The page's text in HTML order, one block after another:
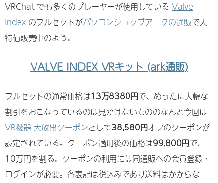
VRChat でも多くのプレーヤーが使用している Valve
Index のフルセットがパソコンショップアークの通販で大
特価販売中のよう。
VALVE INDEX VRキット (ark通販)
フルセットの通常価格は13万8380円で、めったに大幅な
割引をおこなっているのは見かけないもののなんと今回は
VR機器 大放出クーポンとして38,580円オフのクーポンが
設定されている。クーポン適用後の価格は99,800円で、
10万円を割る。クーポンの利用には同通販への会員登録・
ログインが必要。各表記は税込みであり送料はかからな